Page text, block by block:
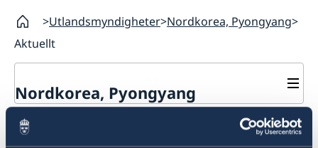
Utlandsmyndigheter Nordkorea, Pyongyang
Aktuellt
Nordkorea, Pyongyang
Kontakt
Om oss
Aktuellt